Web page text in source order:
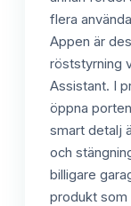
flera
Appen är
röststyrning
Assistant. I
öppna
smart detalj
och
billigare
produkt som